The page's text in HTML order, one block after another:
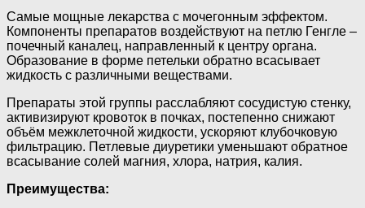
Самые мощные лекарства с мочегонным эффектом.
Компоненты препаратов воздействуют на петлю Генгле –
почечный каналец, направленный к центру органа.
Образование в форме петельки обратно всасывает
жидкость с различными веществами.
Препараты этой группы расслабляют сосудистую стенку,
активизируют кровоток в почках, постепенно снижают
объём межклеточной жидкости, ускоряют клубочковую
фильтрацию. Петлевые диуретики уменьшают обратное
всасывание солей магния, хлора, натрия, калия.
Преимущества: